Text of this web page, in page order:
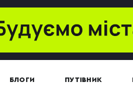
БЛОГИ ПУТІВНИК